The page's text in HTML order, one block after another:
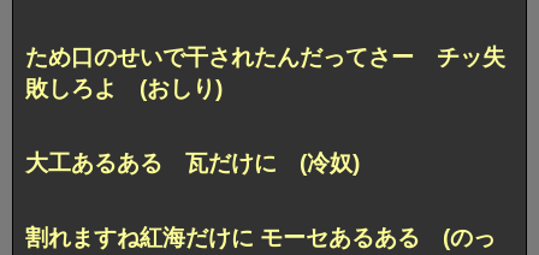
ため口のせいで干されたんだってさー チッ失
敗しろよ (おしり)
大工あるある 瓦だけに (冷奴)
割れますね紅海だけに モーセあるある (のっ